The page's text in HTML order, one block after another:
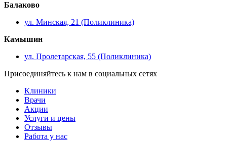
Балаково
ул. Минская, 21 (Поликлиника)
Камышин
ул. Пролетарская, 55 (Поликлиника)
Присоединяйтесь к нам в социальных сетях
Клиники
Врачи
Акции
Услуги и цены
Отзывы
Работа у нас